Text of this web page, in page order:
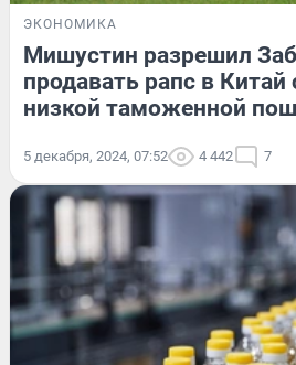
ЭКОНОМИКА
Мишустин разрешил
продавать рапс в Китай
низкой таможенной
5 декабря, 2024, 07:52 4 442 7